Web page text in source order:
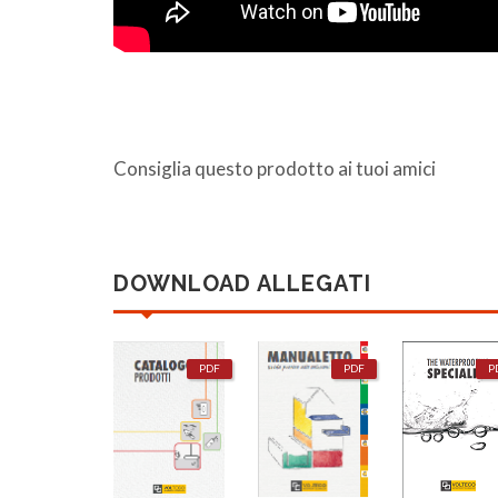
Consiglia questo prodotto ai tuoi amici
DOWNLOAD ALLEGATI
PDF PDF